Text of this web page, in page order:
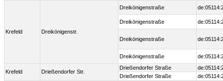
Krefeld Dreikönigenstr.
Dreikönigenstraße
Dreikönigenstraße
Dreikönigenstraße
Dreikönigenstraße
Krefeld Drießendorfer Str.
Drießendorfer Straße
Drießendorfer Straße